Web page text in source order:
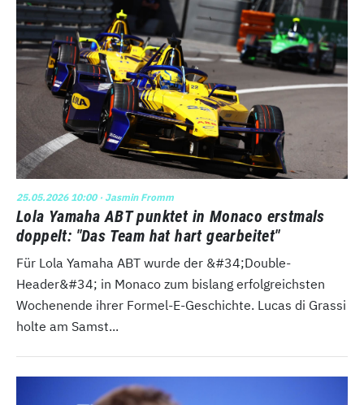
25.05.2026 10:00· Jasmin Fromm
Lola Yamaha ABT punktet in Monaco erstmals
doppelt: "Das Team hat hart gearbeitet"
Für Lola Yamaha ABT wurde der &#34;Double-
Header&#34; in Monaco zum bislang erfolgreichsten
Wochenende ihrer Formel-E-Geschichte. Lucas di Grassi
holte am Samst...